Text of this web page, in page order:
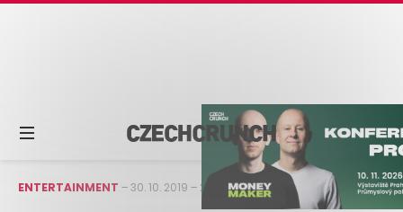
ENTERTAINMENT –30. 10. 2019 – 2 min čtení